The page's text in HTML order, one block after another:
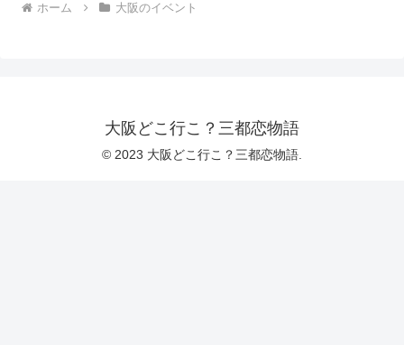
ホーム 大阪のイベント
大阪どこ行こ？三都恋物語
© 2023 大阪どこ行こ？三都恋物語.